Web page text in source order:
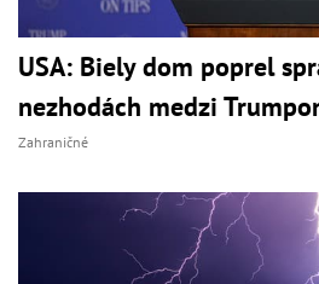
USA: Biely dom poprel
nezhodách medzi
Zahraničné